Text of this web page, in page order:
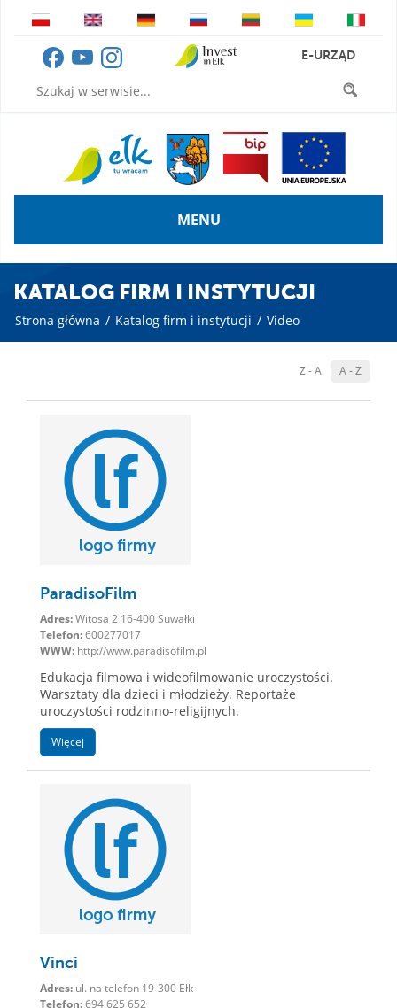
E-URZĄD
MENU
KATALOG FIRM I INSTYTUCJI
Strona główna / Katalog firm i instytucji / Video
A - Z
Z - A
ParadisoFilm
Adres:Witosa 2 16-400 Suwałki
Telefon:600277017
WWW: http://www.paradisofilm.pl
Edukacja filmowa i wideofilmowanie uroczystości.
Warsztaty dla dzieci i młodzieży. Reportaże
uroczystości rodzinno-religijnych.
Więcej
Vinci
Adres: ul. na telefon 19-300 Ełk
Telefon:694 625 652